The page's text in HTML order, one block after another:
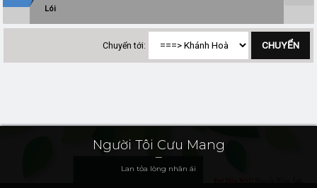
Lói
Chuyển tới:
Người Tôi Cưu Mang
Lan tỏa lòng nhân ái